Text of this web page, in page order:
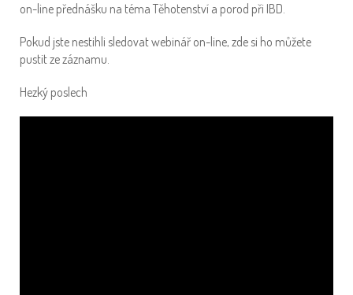
on-line přednášku na téma Těhotenství a porod při IBD.
Pokud jste nestihli sledovat webinář on-line, zde si ho můžete
pustit ze záznamu.
Hezký poslech